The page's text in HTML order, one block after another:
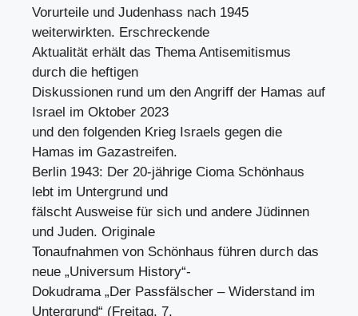
Vorurteile und Judenhass nach 1945
weiterwirkten. Erschreckende
Aktualität erhält das Thema Antisemitismus
durch die heftigen
Diskussionen rund um den Angriff der Hamas auf
Israel im Oktober 2023
und den folgenden Krieg Israels gegen die
Hamas im Gazastreifen.
Berlin 1943: Der 20-jährige Cioma Schönhaus
lebt im Untergrund und
fälscht Ausweise für sich und andere Jüdinnen
und Juden. Originale
Tonaufnahmen von Schönhaus führen durch das
neue „Universum History“-
Dokudrama „Der Passfälscher – Widerstand im
Untergrund“ (Freitag, 7.